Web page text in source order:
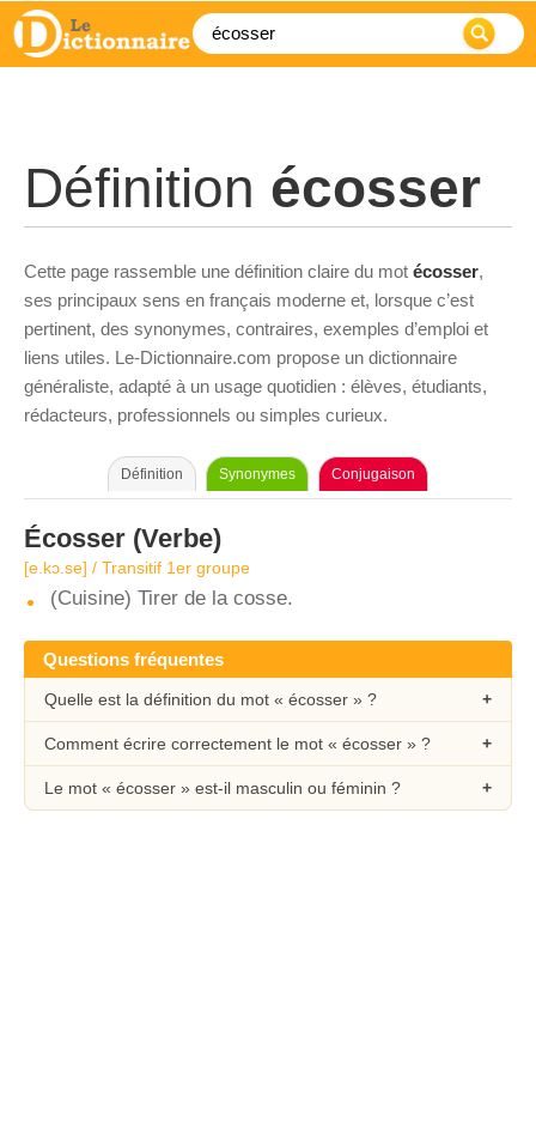
Définition écosser
Cette page rassemble une définition claire du mot écosser,
ses principaux sens en français moderne et, lorsque c’est
pertinent, des synonymes, contraires, exemples d’emploi et
liens utiles. Le-Dictionnaire.com propose un dictionnaire
généraliste, adapté à un usage quotidien : élèves, étudiants,
rédacteurs, professionnels ou simples curieux.
Définition Synonymes Conjugaison
Écosser (Verbe)
[e.kɔ.se] / Transitif 1er groupe
(Cuisine) Tirer de la cosse.
Questions fréquentes
Quelle est la définition du mot « écosser » ?
Comment écrire correctement le mot « écosser » ?
Le mot « écosser » est-il masculin ou féminin ?